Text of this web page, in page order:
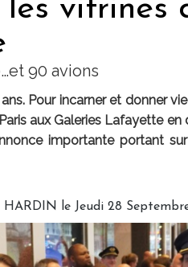
vitrines
90 avions
Pour incarner et donner
aux Galeries Lafayette
importante portant
HARDIN le Jeudi 28